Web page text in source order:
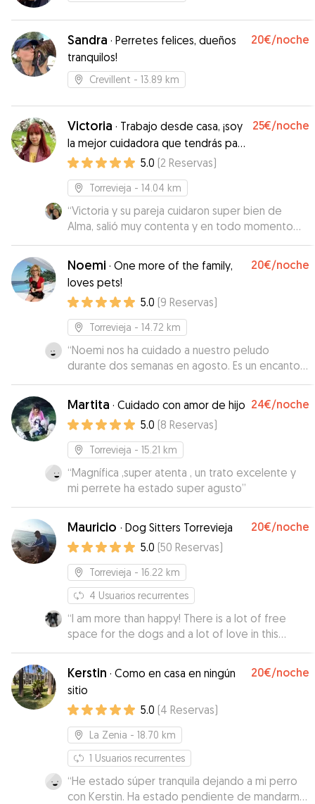
Sandra · Perretes felices, dueños
tranquilos!
20€/noche
Crevillent - 13.89 km
Victoria · Trabajo desde casa, ¡soy
la mejor cuidadora que tendrás para
tu perrete!
25€/noche
5.0 (2 Reservas)
Torrevieja - 14.04 km
“Victoria y su pareja cuidaron super bien de
Alma, salió muy contenta y en todo momento
nos fueron informando y mandando fotos. Sin
duda repetiremos.
Noemi · One more of the family,
loves pets!
20€/noche
5.0 (9 Reservas)
Torrevieja - 14.72 km
“Noemi nos ha cuidado a nuestro peludo
durante dos semanas en agosto. Es un encanto
de chica. Nos ha enviado fotos y vídeos durante
este tiempo. Ha cuidado muy bien al perrito y le
ha cogido mucho cariño. Un 10, ¡repetiremos
seguro!”
Martita · Cuidado con amor de hijo 24€/noche
5.0 (8 Reservas)
Torrevieja - 15.21 km
“Magnífica ,super atenta , un trato excelente y
mi perrete ha estado super agusto”
Mauricio · Dog Sitters Torrevieja 20€/noche
5.0 (50 Reservas)
Torrevieja - 16.22 km
4 Usuarios recurrentes
“I am more than happy! There is a lot of free
space for the dogs and a lot of love in this
house. THANK YOU !!!”
Kerstin · Como en casa en ningún
sitio
20€/noche
5.0 (4 Reservas)
La Zenia - 18.70 km
1 Usuarios recurrentes
“He estado súper tranquila dejando a mi perro
con Kerstin. Ha estado pendiente de mandarme